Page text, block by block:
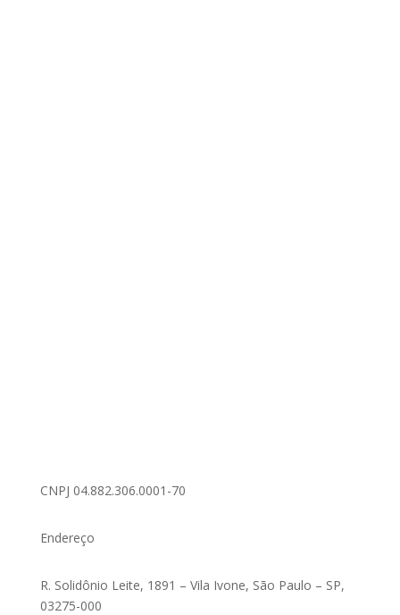
CNPJ 04.882.306.0001-70
Endereço
R. Solidônio Leite, 1891 – Vila Ivone, São Paulo – SP,
03275-000